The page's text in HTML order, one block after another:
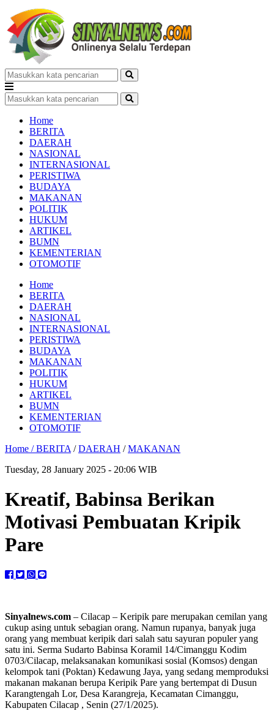
Home
BERITA
DAERAH
NASIONAL
INTERNASIONAL
PERISTIWA
BUDAYA
MAKANAN
POLITIK
HUKUM
ARTIKEL
BUMN
KEMENTERIAN
OTOMOTIF
Home
BERITA
DAERAH
NASIONAL
INTERNASIONAL
PERISTIWA
BUDAYA
MAKANAN
POLITIK
HUKUM
ARTIKEL
BUMN
KEMENTERIAN
OTOMOTIF
Home /BERITA /DAERAH /MAKANAN
Tuesday, 28 January 2025 - 20:06 WIB
Kreatif, Babinsa Berikan
Motivasi Pembuatan Kripik
Pare
Sinyalnews.com – Cilacap – Keripik pare merupakan cemilan yang
cukup asing untuk sebagian orang. Namun rupanya, banyak juga
orang yang membuat keripik dari salah satu sayuran populer yang
satu ini. Serma Sudarto Babinsa Koramil 14/Cimanggu Kodim
0703/Cilacap, melaksanakan komunikasi sosial (Komsos) dengan
kelompok tani (Poktan) Kedawung Jaya, yang sedang memproduksi
makanan makanan berupa Keripik Pare yang bertempat di Dusun
Karangtengah Lor, Desa Karangreja, Kecamatan Cimanggu,
Kabupaten Cilacap , Senin (27/1/2025).